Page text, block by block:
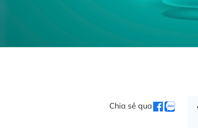
Chia sẻ qua